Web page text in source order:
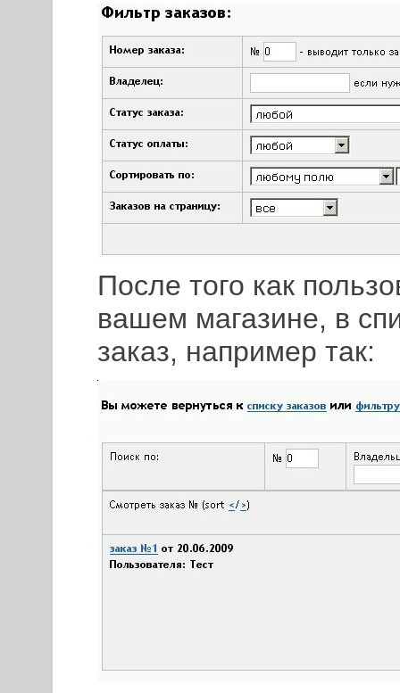
После того как
вашем магазине, в
заказ, например так: